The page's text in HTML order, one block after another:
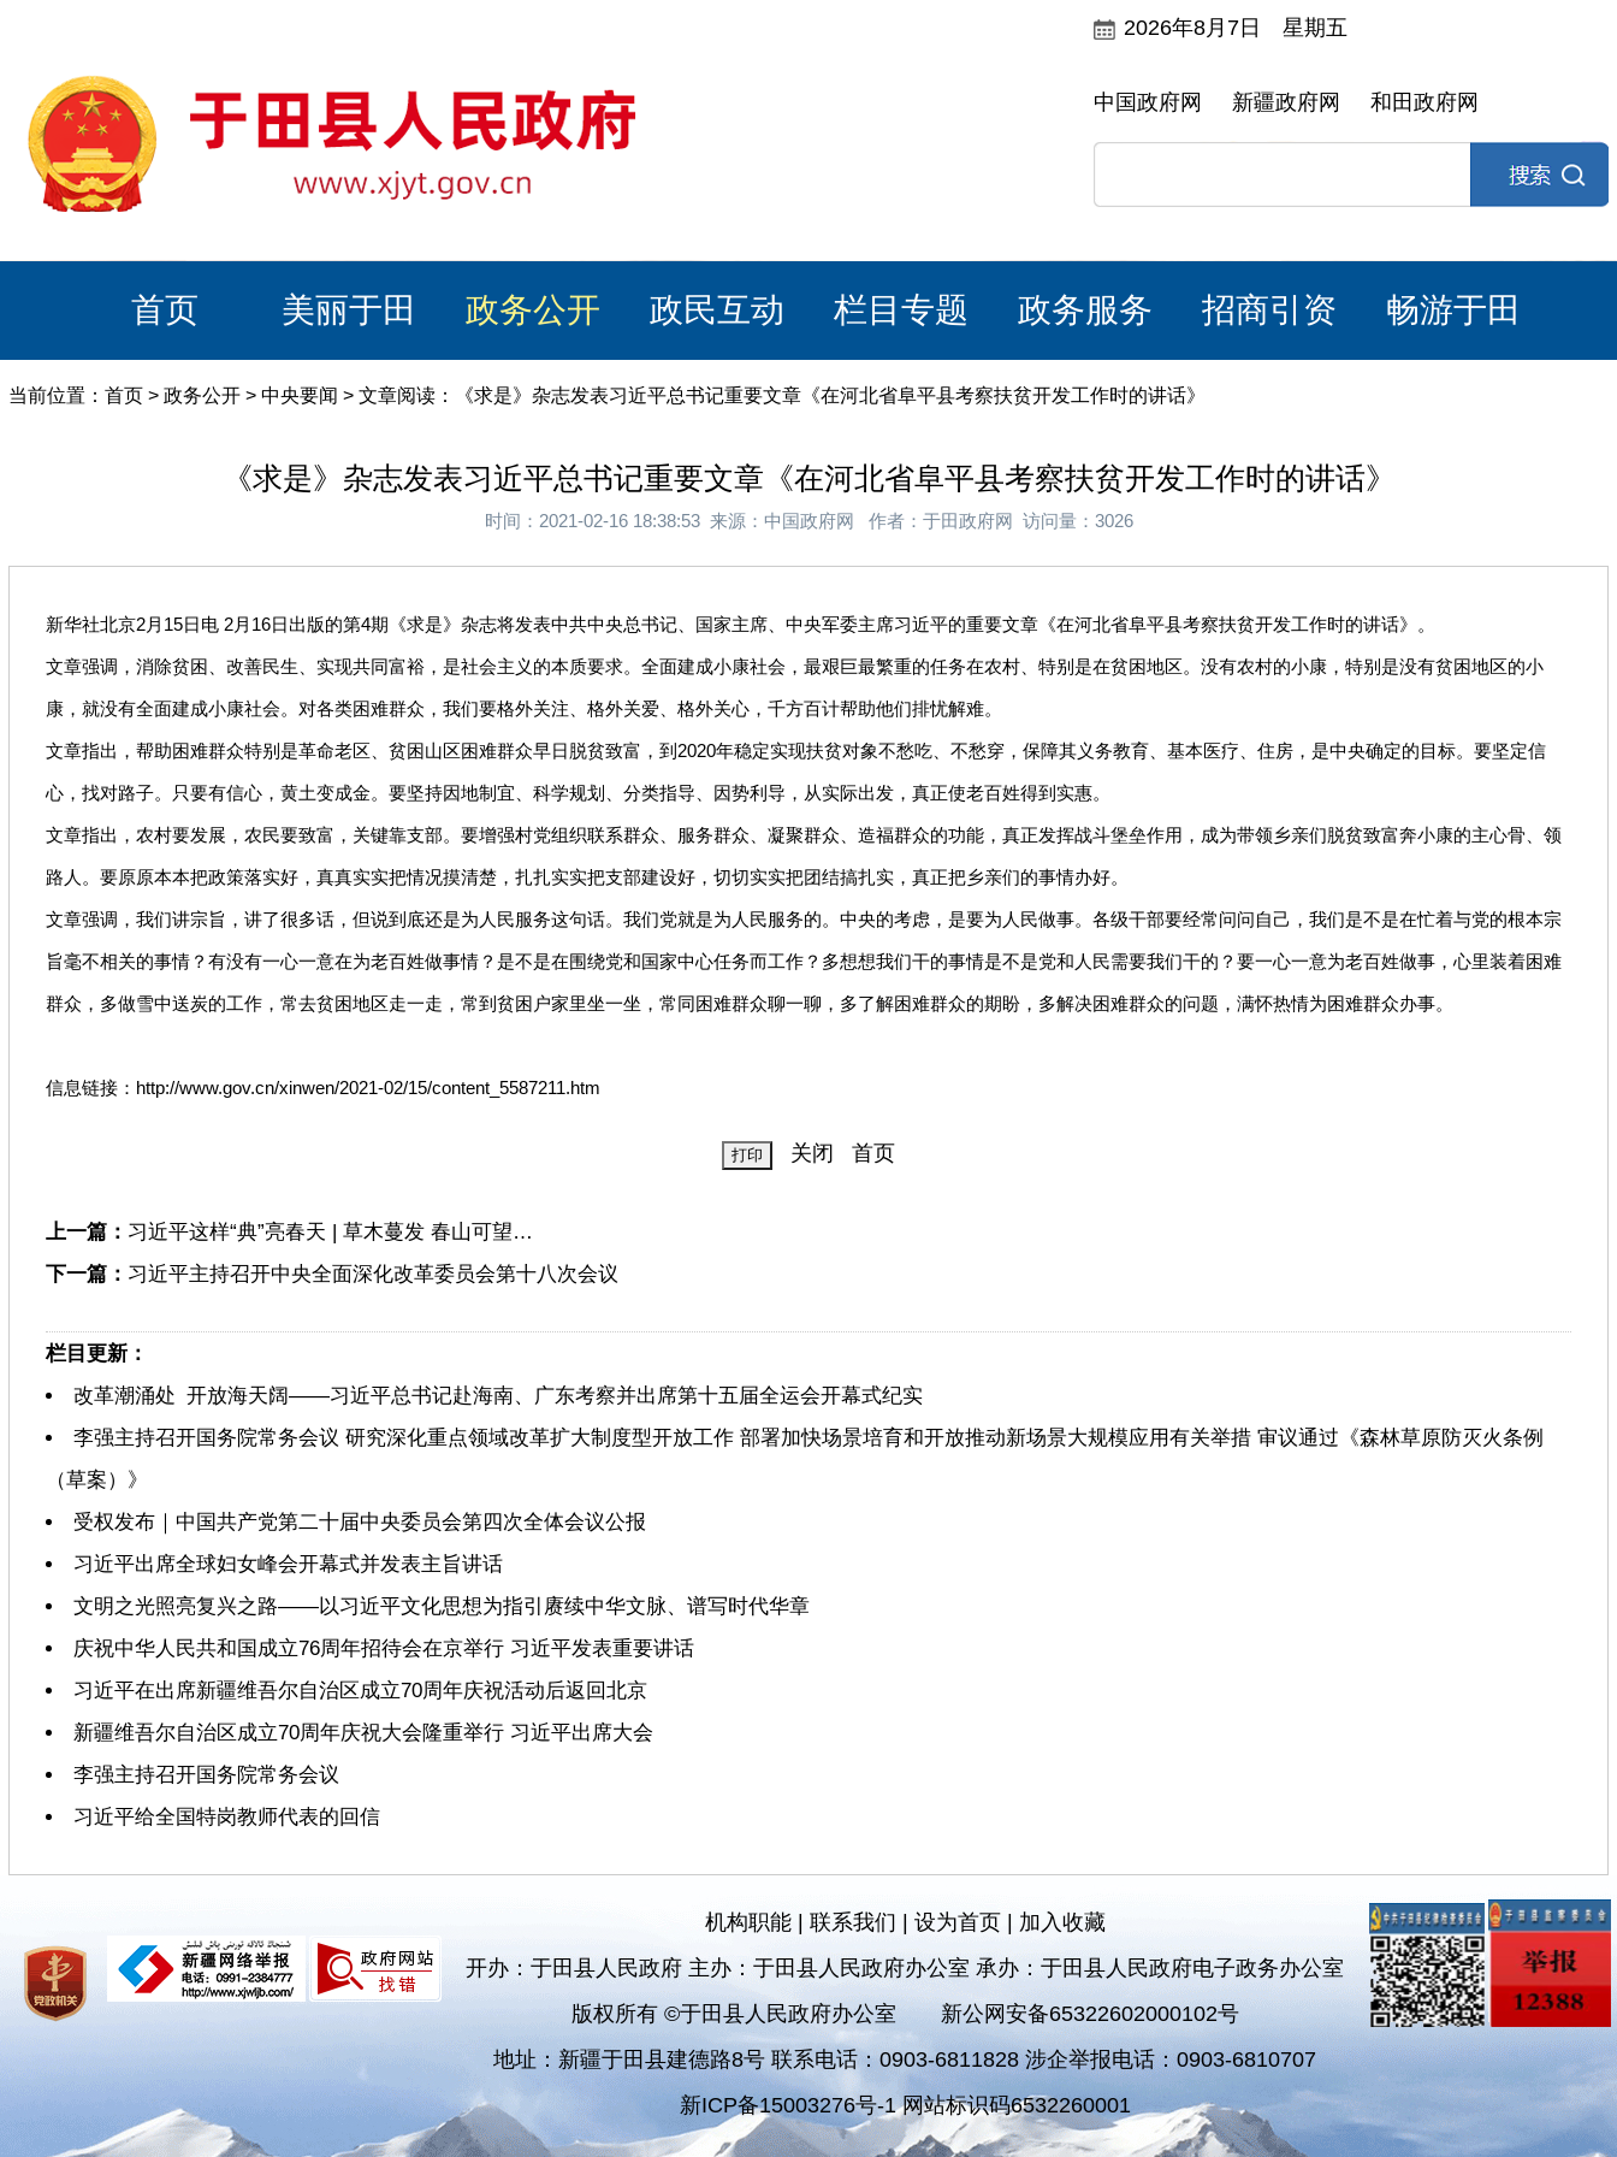
2026年8月7日 星期五
中国政府网 新疆政府网 和田政府网
首页 美丽于田 政务公开 政民互动 栏目专题 政务服务 招商引资 畅游于田
当前位置： 首页 > 政务公开 > 中央要闻 > 文章阅读：《求是》杂志发表习近平总书记重要文章《在河北省阜平县考察扶贫开发工作时的讲话》
《求是》杂志发表习近平总书记重要文章《在河北省阜平县考察扶贫开发工作时的讲话》
时间：2021-02-16 18:38:53 来源：中国政府网 作者：于田政府网 访问量：3026
新华社北京2月15日电 2月16日出版的第4期《求是》杂志将发表中共中央总书记、国家主席、中央军委主席习近平的重要文章 《在河北省阜平县考察扶贫开发工作时的讲话》 。
文章强调，消除贫困、改善民生、实现共同富裕，是社会主义的本质要求。全面建成小康社会，最艰巨最繁重的任务在农村、特别是在贫困地区。没有农村的小康，特别是没有贫困地区的小
康，就没有全面建成小康社会。对各类困难群众，我们要格外关注、格外关爱、格外关心，千方百计帮助他们排忧解难。
文章指出，帮助困难群众特别是革命老区、贫困山区困难群众早日脱贫致富，到2020年稳定实现扶贫对象不愁吃、不愁穿，保障其义务教育、基本医疗、住房，是中央确定的目标。要坚定信
心，找对路子。只要有信心，黄土变成金。要坚持因地制宜、科学规划、分类指导、因势利导，从实际出发，真正使老百姓得到实惠。
文章指出，农村要发展，农民要致富，关键靠支部。要增强村党组织联系群众、服务群众、凝聚群众、造福群众的功能，真正发挥战斗堡垒作用，成为带领乡亲们脱贫致富奔小康的主心骨、领
路人。要原原本本把政策落实好，真真实实把情况摸清楚，扎扎实实把支部建设好，切切实实把团结搞扎实，真正把乡亲们的事情办好。
文章强调，我们讲宗旨，讲了很多话，但说到底还是为人民服务这句话。我们党就是为人民服务的。中央的考虑，是要为人民做事。各级干部要经常问问自己，我们是不是在忙着与党的根本宗
旨毫不相关的事情？有没有一心一意在为老百姓做事情？是不是在围绕党和国家中心任务而工作？多想想我们干的事情是不是党和人民需要我们干的？要一心一意为老百姓做事，心里装着困难
群众，多做雪中送炭的工作，常去贫困地区走一走，常到贫困户家里坐一坐，常同困难群众聊一聊，多了解困难群众的期盼，多解决困难群众的问题，满怀热情为困难群众办事。
信息链接：http://www.gov.cn/xinwen/2021-02/15/content_5587211.htm
关闭 首页
上一篇： 习近平这样“典”亮春天 | 草木蔓发 春山可望…
下一篇： 习近平主持召开中央全面深化改革委员会第十八次会议
栏目更新：
改革潮涌处 开放海天阔——习近平总书记赴海南、广东考察并出席第十五届全运会开幕式纪实
李强主持召开国务院常务会议 研究深化重点领域改革扩大制度型开放工作 部署加快场景培育和开放推动新场景大规模应用有关举措 审议通过《森林草原防灭火条例
（草案）》
受权发布｜中国共产党第二十届中央委员会第四次全体会议公报
习近平出席全球妇女峰会开幕式并发表主旨讲话
文明之光照亮复兴之路——以习近平文化思想为指引赓续中华文脉、谱写时代华章
庆祝中华人民共和国成立76周年招待会在京举行 习近平发表重要讲话
习近平在出席新疆维吾尔自治区成立70周年庆祝活动后返回北京
新疆维吾尔自治区成立70周年庆祝大会隆重举行 习近平出席大会
李强主持召开国务院常务会议
习近平给全国特岗教师代表的回信
机构职能| 联系我们 设为首页| 加入收藏
开办：于田县人民政府 主办：于田县人民政府办公室 承办：于田县人民政府电子政务办公室
版权所有 ©于田县人民政府办公室
新公网安备65322602000102号
地址：新疆于田县建德路8号 联系电话：0903-6811828 涉企举报电话：0903-6810707
新ICP备15003276号-1 网站标识码6532260001